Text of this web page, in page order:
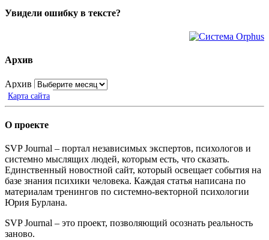
Увидели ошибку в тексте?
Архив
Архив
Карта сайта
О проекте
SVP Journal – портал независимых экспертов, психологов и
системно мыслящих людей, которым есть, что сказать.
Единственный новостной сайт, который освещает события на
базе знания психики человека. Каждая статья написана по
материалам тренингов по системно-векторной психологии
Юрия Бурлана.
SVP Journal – это проект, позволяющий осознать реальность
заново.